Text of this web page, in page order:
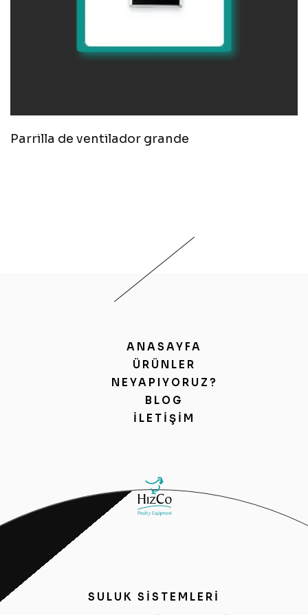
Parrilla de ventilador grande
ANASAYFA
ÜRÜNLER
NEYAPIYORUZ?
BLOG
İLETIŞIM
SULUK SİSTEMLERİ